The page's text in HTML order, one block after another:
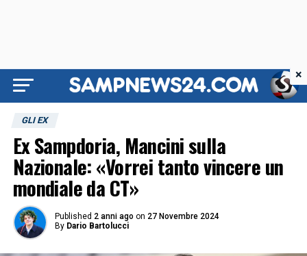
GLI EX
Ex Sampdoria, Mancini sulla
Nazionale: «Vorrei tanto vincere un
mondiale da CT»
Published 2 anni ago on 27 Novembre 2024
By Dario Bartolucci
×